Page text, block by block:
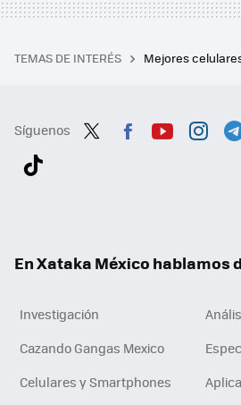
TEMAS DE INTERÉS Mejores
Síguenos
En Xataka México hablamos
Investigación
Cazando Gangas Mexico
Celulares y Smartphones